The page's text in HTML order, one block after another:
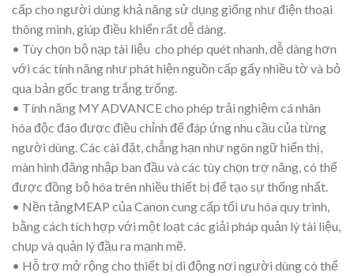
cấp cho người dùng khả năng sử dụng giống như điện thoại
thông minh, giúp điều khiển rất dễ dàng.
• Tùy chọn bộ nạp tài liệu cho phép quét nhanh, dễ dàng hơn
với các tính năng như phát hiện nguồn cấp gấy nhiều tờ và bỏ
qua bản gốc trang trắng trống.
• Tính năng MY ADVANCE cho phép trải nghiệm cá nhân
hóa độc đáo được điều chỉnh để đáp ứng nhu cầu của từng
người dùng. Các cài đặt, chẳng hạn như ngôn ngữ hiển thị,
màn hình đăng nhập ban đầu và các tùy chọn trợ năng, có thể
được đồng bộ hóa trên nhiều thiết bị để tạo sự thống nhất.
• Nền tảngMEAP của Canon cung cấp tối ưu hóa quy trình,
bằng cách tích hợp với một loạt các giải pháp quản lý tài liệu,
chụp và quản lý đầu ra mạnh mẽ.
• Hỗ trợ mở rộng cho thiết bị di động nơi người dùng có thể